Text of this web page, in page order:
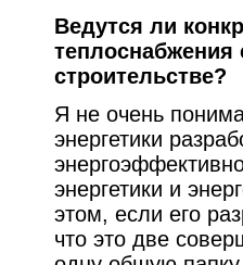
Ведутся ли
теплоснабжения
строительстве?
Я не очень
энергетики
энергетики и
этом, если его
что это две